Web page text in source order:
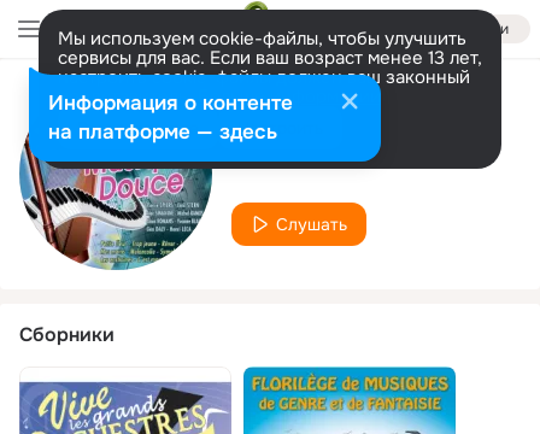
Войти
Мы используем cookie-файлы, чтобы улучшить
сервисы для вас. Если ваш возраст менее 13 лет,
настроить cookie-файлы должен ваш законный
представитель. Больше информации
Разрешить все Настроить
Исполнитель
Robert Valentino
Слушать
Сборники
Информация о контенте
на платформе — здесь